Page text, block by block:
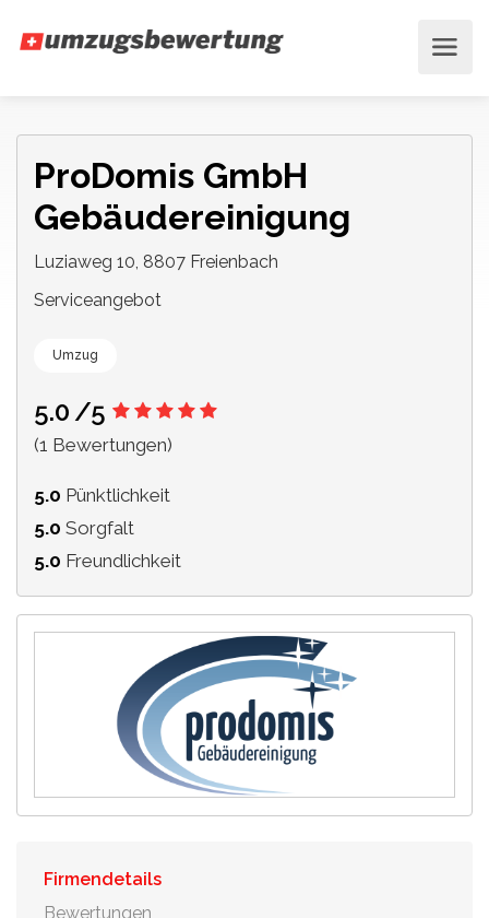
ProDomis GmbH
Gebäudereinigung
Luziaweg 10, 8807 Freienbach
Serviceangebot
Umzug
5.0 /5
(1 Bewertungen)
5.0 Pünktlichkeit
5.0 Sorgfalt
5.0 Freundlichkeit
Firmendetails
Bewertungen